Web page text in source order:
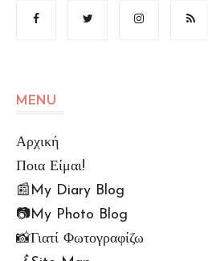
MENU
Αρχική
Ποια Είμαι!
📰My Diary Blog
📷My Photo Blog
📸Γιατί Φωτογραφίζω